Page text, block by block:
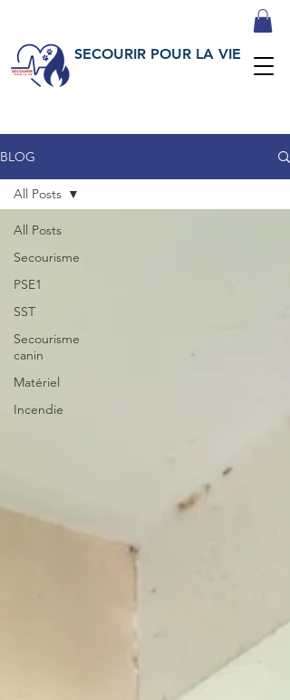
SECOURIR POUR LA VIE
BLOG
All Posts
Secourisme
PSE1
SST
Secourisme
canin
Matériel
Incendie
All Posts